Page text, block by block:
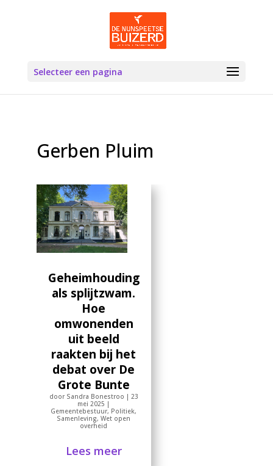
Selecteer een pagina
Gerben Pluim
Geheimhouding
als splijtzwam.
Hoe
omwonenden
uit beeld
raakten bij het
debat over De
Grote Bunte
door Sandra Bonestroo | 23
mei 2025 |
Gemeentebestuur, Politiek,
Samenleving,Wet open
overheid
Lees meer